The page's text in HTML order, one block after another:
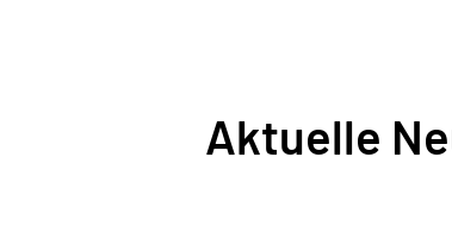
Aktuelle